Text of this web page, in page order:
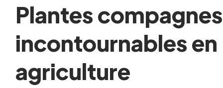
Plantes compagnes
incontournables en
agriculture